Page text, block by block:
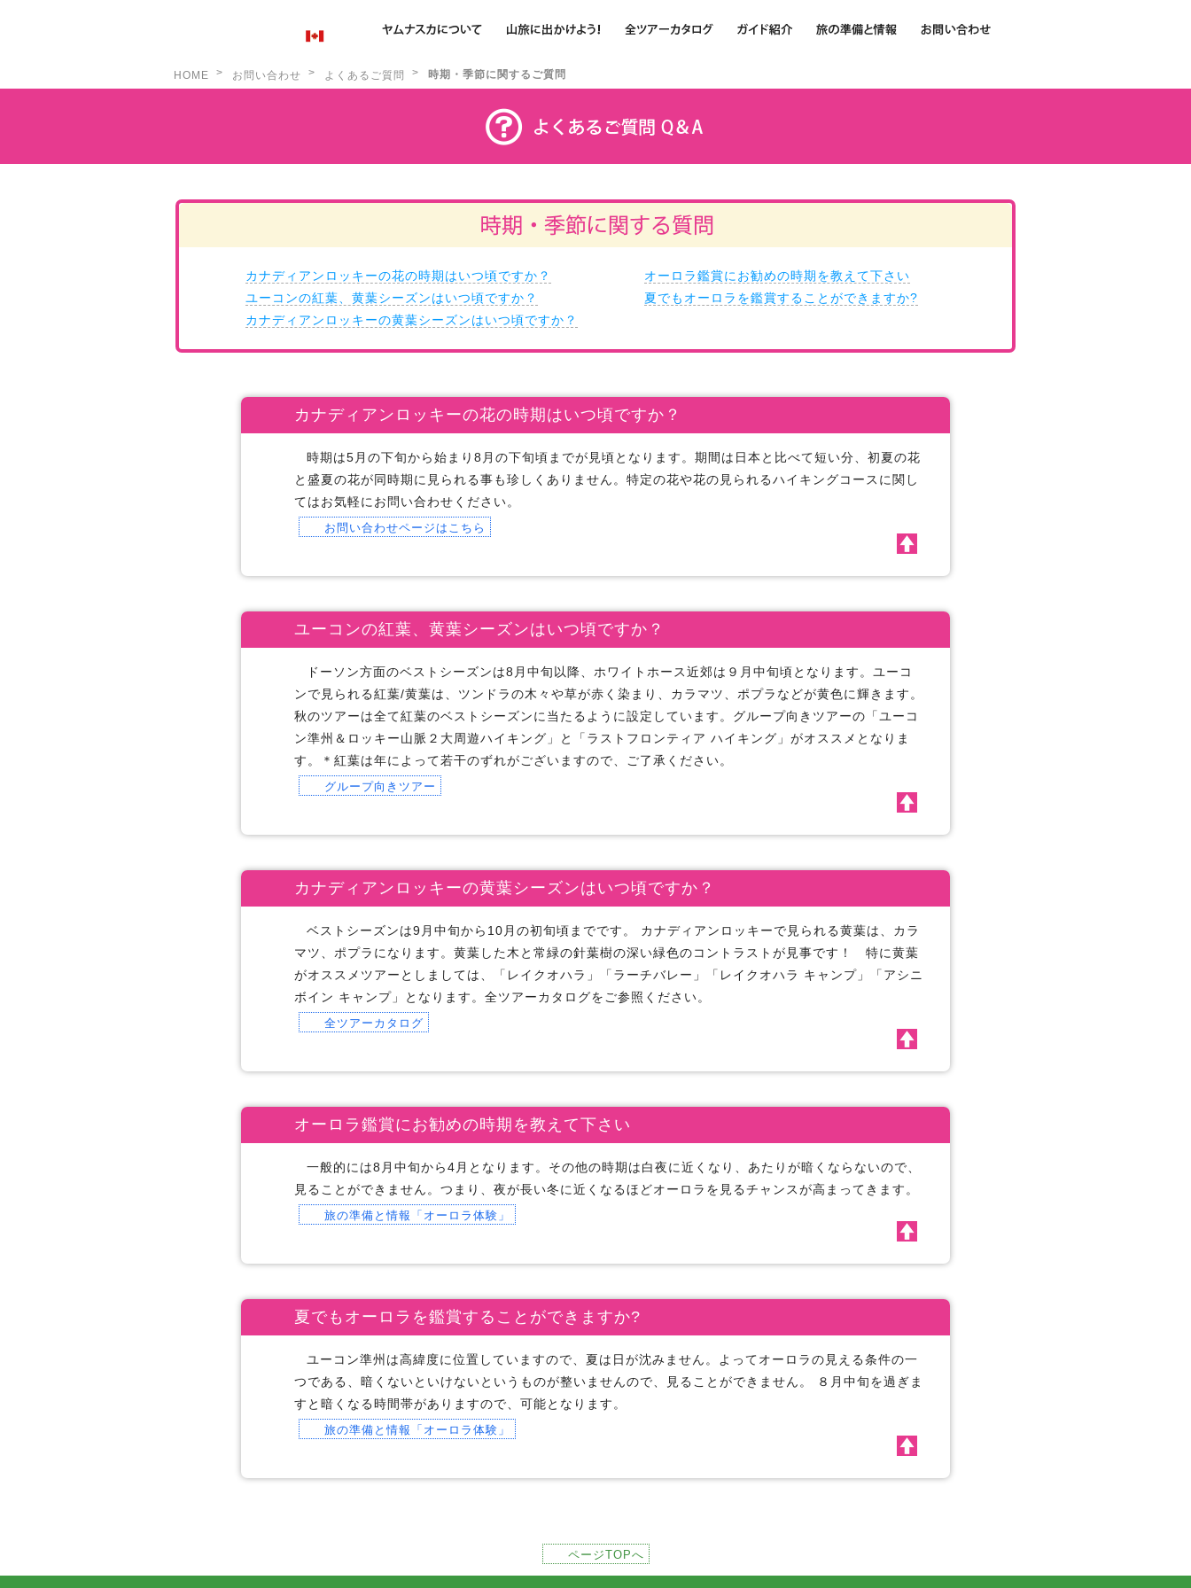
HOME > お問い合わせ > よくあるご質問 > 時期・季節に関するご質問
カナディアンロッキーの花の時期はいつ頃ですか？
ユーコンの紅葉、黄葉シーズンはいつ頃ですか？
カナディアンロッキーの黄葉シーズンはいつ頃ですか？
オーロラ鑑賞にお勧めの時期を教えて下さい
夏でもオーロラを鑑賞することができますか?
カナディアンロッキーの花の時期はいつ頃ですか？
時期は5月の下旬から始まり8月の下旬頃までが見頃となります。期間は日本と比べて短い分、初夏の花
と盛夏の花が同時期に見られる事も珍しくありません。特定の花や花の見られるハイキングコースに関し
てはお気軽にお問い合わせください。
お問い合わせページはこちら
ユーコンの紅葉、黄葉シーズンはいつ頃ですか？
ドーソン方面のベストシーズンは8月中旬以降、ホワイトホース近郊は９月中旬頃となります。ユーコ
ンで見られる紅葉/黄葉は、ツンドラの木々や草が赤く染まり、カラマツ、ポプラなどが黄色に輝きます。
秋のツアーは全て紅葉のベストシーズンに当たるように設定しています。グループ向きツアーの「ユーコ
ン準州＆ロッキー山脈２大周遊ハイキング」と「ラストフロンティア ハイキング」がオススメとなりま
す。＊紅葉は年によって若干のずれがございますので、ご了承ください。
グループ向きツアー
カナディアンロッキーの黄葉シーズンはいつ頃ですか？
ベストシーズンは9月中旬から10月の初旬頃までです。 カナディアンロッキーで見られる黄葉は、カラ
マツ、ポプラになります。黄葉した木と常緑の針葉樹の深い緑色のコントラストが見事です！ 特に黄葉
がオススメツアーとしましては、「レイクオハラ」「ラーチバレー」「レイクオハラ キャンプ」「アシニ
ボイン キャンプ」となります。全ツアーカタログをご参照ください。
全ツアーカタログ
オーロラ鑑賞にお勧めの時期を教えて下さい
一般的には8月中旬から4月となります。その他の時期は白夜に近くなり、あたりが暗くならないので、
見ることができません。つまり、夜が長い冬に近くなるほどオーロラを見るチャンスが高まってきます。
旅の準備と情報「オーロラ体験」
夏でもオーロラを鑑賞することができますか?
ユーコン準州は高緯度に位置していますので、夏は日が沈みません。よってオーロラの見える条件の一
つである、暗くないといけないというものが整いませんので、見ることができません。 ８月中旬を過ぎま
すと暗くなる時間帯がありますので、可能となります。
旅の準備と情報「オーロラ体験」
ページTOPへ